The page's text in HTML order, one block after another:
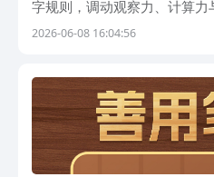
字规则，调动观察力、计算
谜题、达成通关目标。该类型
2026-06-08 16:04:56